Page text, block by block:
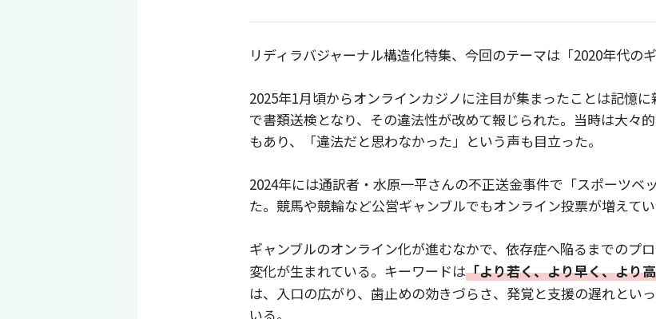
リディラバジャーナル構造化特集、今回のテーマは「2020年代の
2025年1月頃からオンラインカジノに注目が集まったことは記憶
で書類送検となり、その違法性が改めて報じられた。当時は大々
もあり、「違法だと思わなかった」という声も目立った。
2024年には通訳者・水原一平さんの不正送金事件で「スポーツベ
た。競馬や競輪など公営ギャンブルでもオンライン投票が増えてい
ギャンブルのオンライン化が進むなかで、依存症へ陥るまでのプ
変化が生まれている。キーワードは「より若く、より早く、より
は、入口の広がり、歯止めの効きづらさ、発覚と支援の遅れとい
いる。